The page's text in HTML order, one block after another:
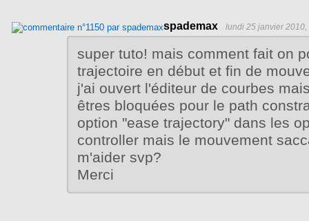
spademax lundi 25 janvier 2010,
super tuto! mais comment fait on
trajectoire en début et fin de
j'ai ouvert l'éditeur de courbes
êtres bloquées pour le path
option "ease trajectory" dans les
controller mais le mouvement
m'aider svp?
Merci